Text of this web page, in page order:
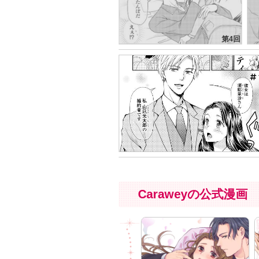
第4回
Caraweyの公式漫画